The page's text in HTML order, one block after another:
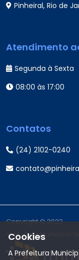
Pinheiral, Rio de
Atendimento
Segunda à Sexta
08:00 às 17:00
Contatos
(24) 2102-0240
Copyright © 2022
Prefeitura Municipal
Cookies
A Prefeitura